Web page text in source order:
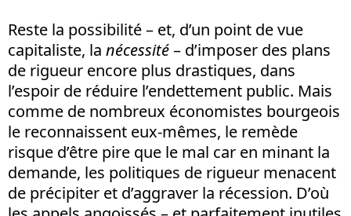
Reste la possibilité – et, d’un point de vue
capitaliste, la nécessité– d’imposer des plans
de rigueur encore plus drastiques, dans
l’espoir de réduire l’endettement public. Mais
comme de nombreux économistes bourgeois
le reconnaissent eux-mêmes, le remède
risque d’être pire que le mal car en minant la
demande, les politiques de rigueur menacent
de précipiter et d’aggraver la récession. D’où